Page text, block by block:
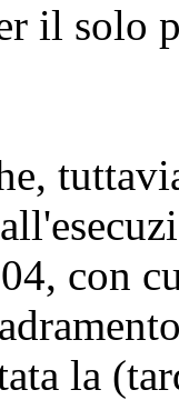
il solo
con
la